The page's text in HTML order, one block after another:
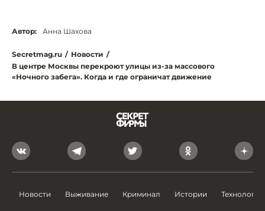
Автор: Анна Шахова
Secretmag.ru / Новости /
В центре Москвы перекроют улицы из-за массового
«Ночного забега». Когда и где ограничат движение
Новости Выживание Криминал Истории Технологии